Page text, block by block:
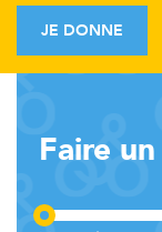
JE DONNE
Faire